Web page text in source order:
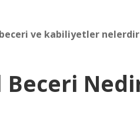
ve kabiliyetler nelerdir
Beceri